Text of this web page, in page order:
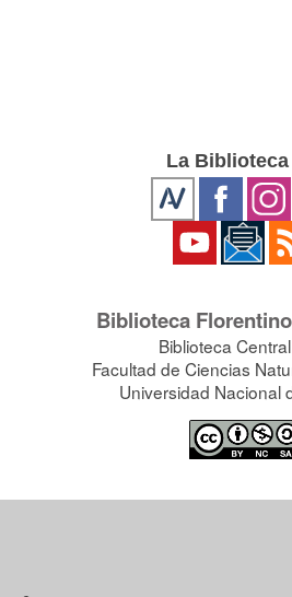
La Biblioteca
Biblioteca
Biblioteca
Facultad de Ciencias
Universidad Nacional